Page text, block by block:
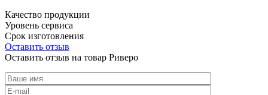
Качество продукции
Уровень сервиса
Срок изготовления
Оставить отзыв
Оставить отзыв на товар Риверо